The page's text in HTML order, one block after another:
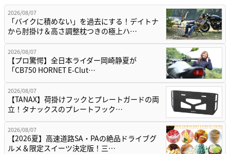
2026/08/07
「バイクに積めない」を過去にする！デイトナ
から肘掛け＆高さ調整枕つきの極上ハ…
2026/08/07
【プロ驚愕】全日本ライダー岡崎静夏が
「CB750 HORNET E-Clut…
2026/08/07
【TANAX】荷掛けフックとプレートガードの両
立！タナックスのプレートフック…
2026/08/07
【2026夏】高速道路SA・PAの絶品ドライブグ
ルメ＆限定スイーツ決定版！三…